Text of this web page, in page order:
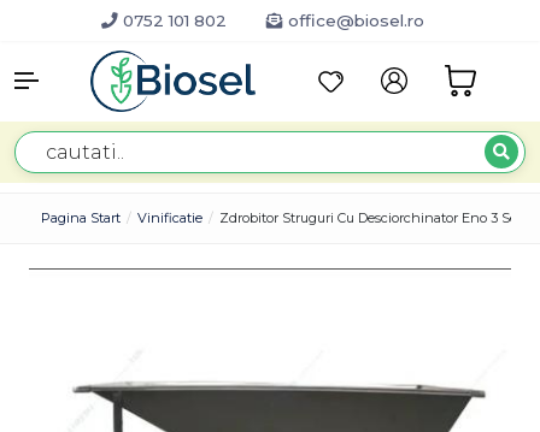
0752 101 802 office@biosel.ro
Pagina Start Vinificatie Zdrobitor Struguri Cu Desciorchinator Eno 3